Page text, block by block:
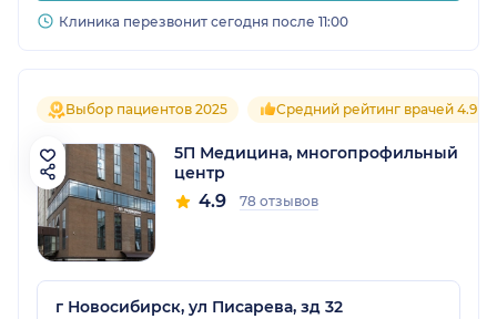
Клиника перезвонит сегодня после 11:00
Выбор пациентов 2025 Средний рейтинг врачей 4.9
5П Медицина, многопрофильный
центр
4.9 78 отзывов
г Новосибирск, ул Писарева, зд 32